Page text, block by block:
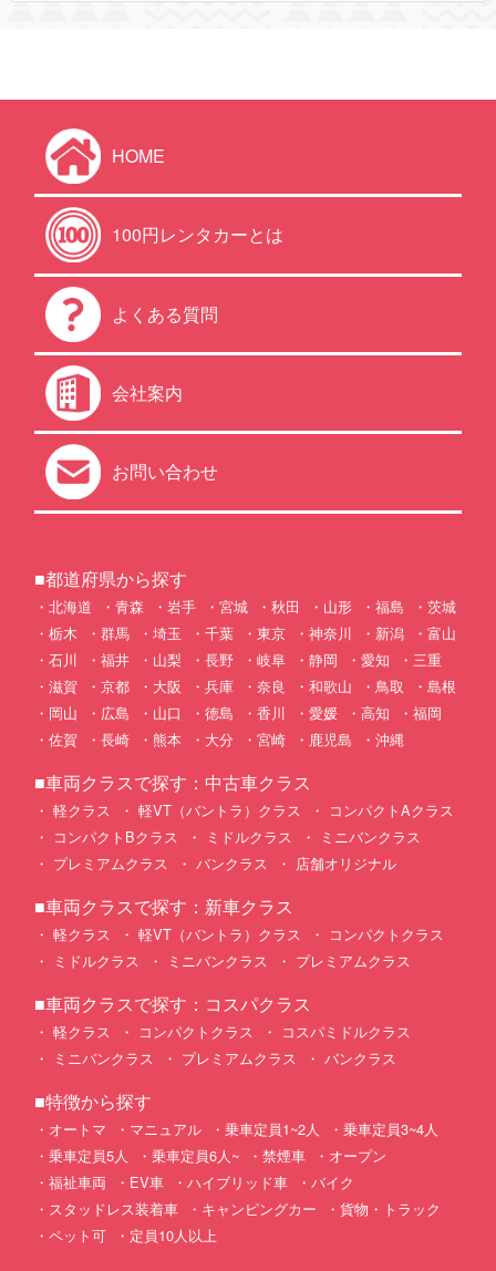
HOME
100円レンタカーとは
よくある質問
会社案内
お問い合わせ
■都道府県から探す
北海道 青森 岩手 宮城 秋田 山形 福島
茨城
栃木
群馬 埼玉 千葉 東京 神奈川 新潟
富山
石川
福井 山梨 長野 岐阜 静岡 愛知
三重
滋賀
京都 大阪 兵庫 奈良 和歌山 鳥取
島根
岡山
広島 山口 徳島 香川 愛媛 高知
福岡
佐賀
長崎 熊本 大分 宮崎 鹿児島 沖縄
■車両クラスで探す：中古車クラス
軽クラス 軽VT（バントラ）クラス
コンパクトAクラス
コンパクトBクラス
ミドルクラス
ミニバンクラス
プレミアムクラス
バンクラス 店舗オリジナル
■車両クラスで探す：新車クラス
軽クラス 軽VT（バントラ）クラス
コンパクトクラス
ミドルクラス
ミニバンクラス プレミアムクラス
■車両クラスで探す：コスパクラス
軽クラス コンパクトクラス
コスパミドルクラス
ミニバンクラス
プレミアムクラス バンクラス
■特徴から探す
オートマ マニュアル 乗車定員1~2人
乗車定員3~4人
乗車定員5人
乗車定員6人~ 禁煙車
オープン
福祉車両
EV車 ハイブリッド車
バイク
スタッドレス装着車
キャンピングカー
貨物・トラック
ペット可
定員10人以上